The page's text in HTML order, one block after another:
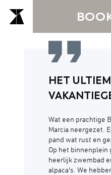
This is
HET
Wat een prachtige
Marcia neergezet.
pand wat rust en
Op het binnenplein
heerlijk zwembad
alpaca's. We